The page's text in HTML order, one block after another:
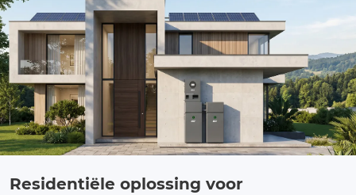
Residentiële oplossing voor